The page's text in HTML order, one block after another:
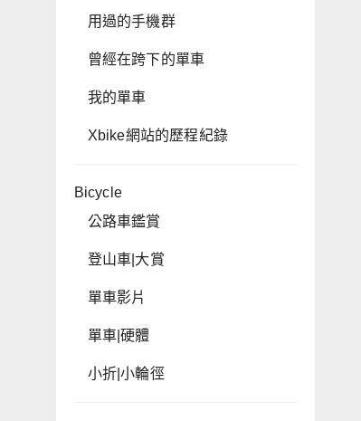
用過的手機群
曾經在跨下的單車
我的單車
Xbike網站的歷程紀錄
Bicycle
公路車鑑賞
登山車|大賞
單車影片
單車|硬體
小折|小輪徑